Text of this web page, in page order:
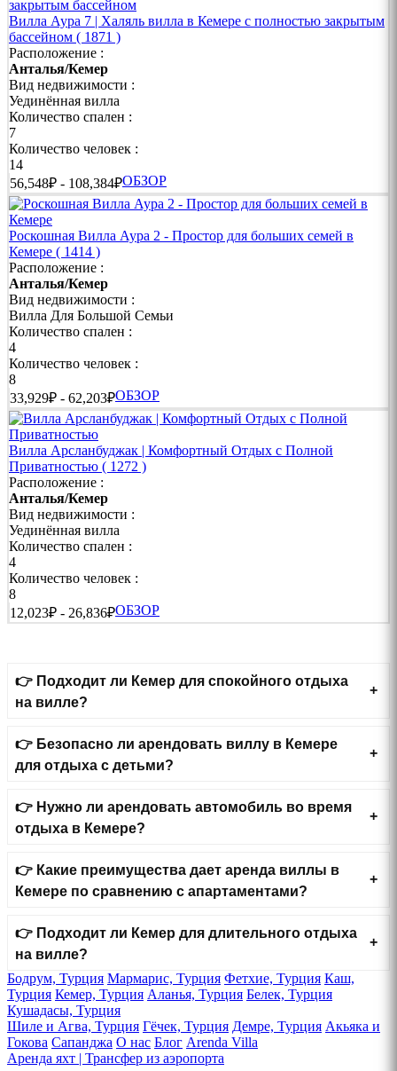
➜ Незабываемые закаты
❯❯ Виллы в Кемере с Частным Бассейном | Комфорт и
Полная Свобода
Личный бассейн позволяет отдыхать без посторонних и
наслаждаться полной свободой.
➜ Собственный бассейн
➜ Просторная зона отдыха
➜ Барбекю и терраса
➜ Подходит для семей и друзей
➜ Максимальный комфорт
❯❯ Свадебные и Романтические Виллы в Кемере |
Идеальное Место для Двоих
Романтические виллы созданы специально для молодожёнов
и пар.
➜ Джакузи
➜ Панорамные виды
➜ Полная приватность
➜ Романтическая атмосфера
➜ Идеально для медового месяца
❯❯ Роскошные Виллы в Кемере | Премиальный Уровень
Отдыха
Роскошные виллы сочетают современный дизайн и высокий
уровень сервиса.
➜ Ежедневная уборка
➜ Эксклюзивный комфорт
Окружении Средиземноморской Зелени
Виллы находятся среди сосновых лесов и гор, создавая
➜ Тишина и свежий воздух
➜ Окружение сосновых лесов
➜ Спокойный семейный отдых
➜ Единение с природой
❯❯ Виллы в Кемере с Джакузи | Место для Романтики и
Полного Расслабления
Вилла Аура 7 | Халяль вилла в Кемере с полностью закрытым
бассейном ( 1871 )
Расположение :
Анталья/Кемер
Вид недвижимости :
Уединённая вилла
Количество спален :
7
Количество человек :
14
56,548₽ - 108,384₽ОБЗОР
Роскошная Вилла Аура 2 - Простор для больших семей в
Кемере ( 1414 )
Расположение :
Анталья/Кемер
Вид недвижимости :
Вилла Для Большой Семьи
Количество спален :
4
Количество человек :
8
33,929₽ - 62,203₽ОБЗОР
Вилла Арсланбуджак | Комфортный Отдых с Полной
Приватностью ( 1272 )
Расположение :
Анталья/Кемер
Вид недвижимости :
Уединённая вилла
Количество спален :
4
Количество человек :
8
12,023₽ - 26,836₽ОБЗОР
👉 Подходит ли Кемер для спокойного отдыха
на вилле?
👉 Безопасно ли арендовать виллу в Кемере
для отдыха с детьми?
👉 Нужно ли арендовать автомобиль во время
отдыха в Кемере?
👉 Какие преимущества дает аренда виллы в
Кемере по сравнению с апартаментами?
👉 Подходит ли Кемер для длительного отдыха
на вилле?
Бодрум, Турция Мармарис, Турция Фетхие, Турция Каш,
Турция Кемер, Турция Аланья, Турция Белек, Турция
Кушадасы, Турция
Шиле и Агва, Турция Гёчек, Турция Демре, Турция Акьяка и
Гокова Сапанджа О нас Блог Arenda Villa
Аренда яхт | Трансфер из аэропорта